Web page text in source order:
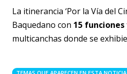
La itinerancia ‘Por la Vía del
Baquedano con 15
multicanchas donde se